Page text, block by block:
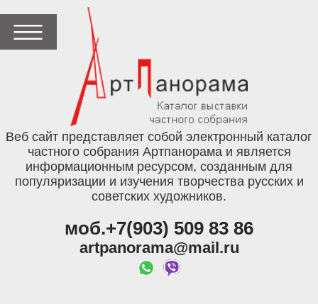
Веб сайт представляет собой электронный каталог
частного собрания Артпанорама и является
информационным ресурсом, созданным для
популяризации и изучения творчества русских и
советских художников.
моб.+7(903) 509 83 86
artpanorama@mail.ru